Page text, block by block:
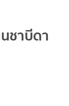
ชาบีดา